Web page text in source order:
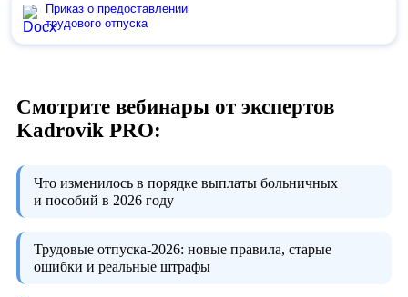
Приказ о предоставлении
трудового отпуска
Смотрите вебинары от экспертов
Kadrovik PRO:
Что изменилось в порядке выплаты больничных
и пособий в 2026 году
Трудовые отпуска-2026: новые правила, старые
ошибки и реальные штрафы